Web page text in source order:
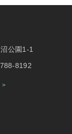
公園1-1
8192
>